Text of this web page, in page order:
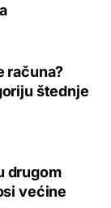
računa?
štednje
drugom
većine